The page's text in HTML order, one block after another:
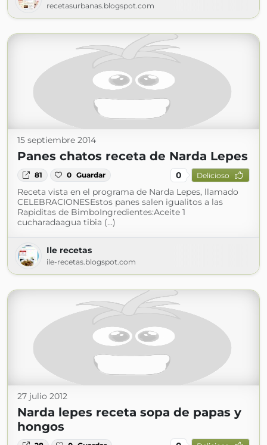
recetasurbanas.blogspot.com
15 septiembre 2014
Panes chatos receta de Narda Lepes
81 0 Guardar 0 Delicioso
Receta vista en el programa de Narda Lepes, llamado
CELEBRACIONESEstos panes salen igualitos a las
Rapiditas de BimboIngredientes:Aceite 1
cucharadaagua tibia (...)
Ile recetas
ile-recetas.blogspot.com
27 julio 2012
Narda lepes receta sopa de papas y
hongos